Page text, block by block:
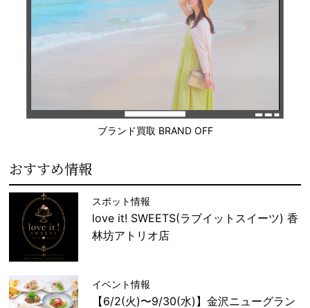
ブランド買取 BRAND OFF
おすすめ情報
スポット情報
love it! SWEETS(ラブイットスイーツ) 香
林坊アトリオ店
イベント情報
【6/2(火)〜9/30(水)】金沢ニューグラン